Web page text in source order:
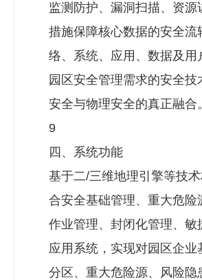
监测防护、漏洞扫描、资
措施保障核心数据的安全
络、系统、应用、数据及
园区安全管理需求的安全
安全与物理安全的真正融合。
9
四、系统功能
基于二/三维地理引擎等技
合安全基础管理、重大危
作业管理、封闭化管理、
应用系统，实现对园区企
分区、重大危险源、风险